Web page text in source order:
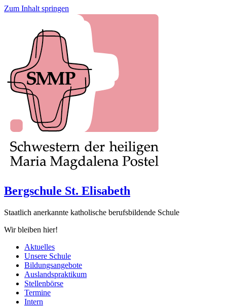
Zum Inhalt springen
Bergschule St. Elisabeth
Staatlich anerkannte katholische berufsbildende Schule
Wir bleiben hier!
Aktuelles
Unsere Schule
Bildungsangebote
Auslandspraktikum
Stellenbörse
Termine
Intern